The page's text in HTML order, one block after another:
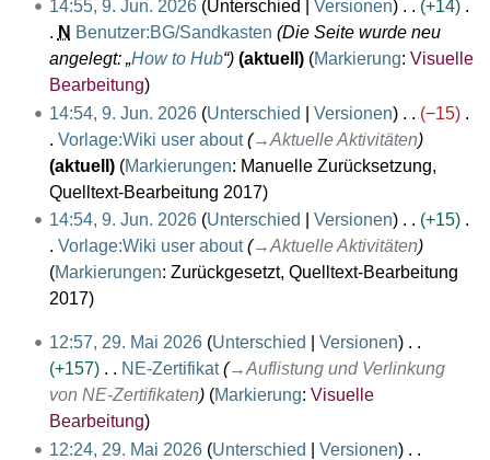
m
e
n
f
s
s
u
g
m
m
e
f
a
s
u
n
t
u
n
g
s
z
u
s
a
m
m
e
f
a
s
s
14:55, 9. Jun. 2026 Unterschied Versionen
+14
N Benutzer:BG/Sandkasten Die Seite wurde neu
angelegt: „How to Hub“ aktuell Markierung: Visuelle
Bearbeitung
14:54, 9. Jun. 2026 Unterschied Versionen
−15
Vorlage:Wiki user about →Aktuelle Aktivitäten
aktuell
Markierungen: Manuelle Zurücksetzung
Quelltext-Bearbeitung 2017
14:54, 9. Jun. 2026 Unterschied Versionen
+15
Vorlage:Wiki user about →Aktuelle Aktivitäten
Markierungen: Zurückgesetzt Quelltext-Bearbeitung
2017
12:57, 29. Mai 2026 Unterschied
Versionen
+157
NE-Zertifikat →Auflistung und Verlinkung
von NE-Zertifikaten
Markierung: Visuelle
Bearbeitung
12:24, 29. Mai 2026 Unterschied
Versionen